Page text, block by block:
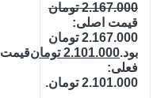
2.167.000 تومان
قیمت اصلی:
2.167.000 تومان
بود.2.101.000 تومانقیمت
فعلی:
2.101.000 تومان.